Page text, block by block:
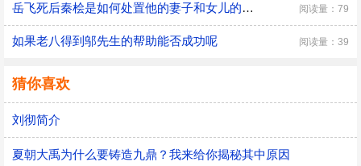
​岳飞死后秦桧是如何处置他的妻子和女儿的，秦桧怎么处置岳飞家人的 阅读量：79
如果老八得到邬先生的帮助能否成功呢 阅读量：39
猜你喜欢
刘彻简介
夏朝大禹为什么要铸造九鼎？我来给你揭秘其中原因